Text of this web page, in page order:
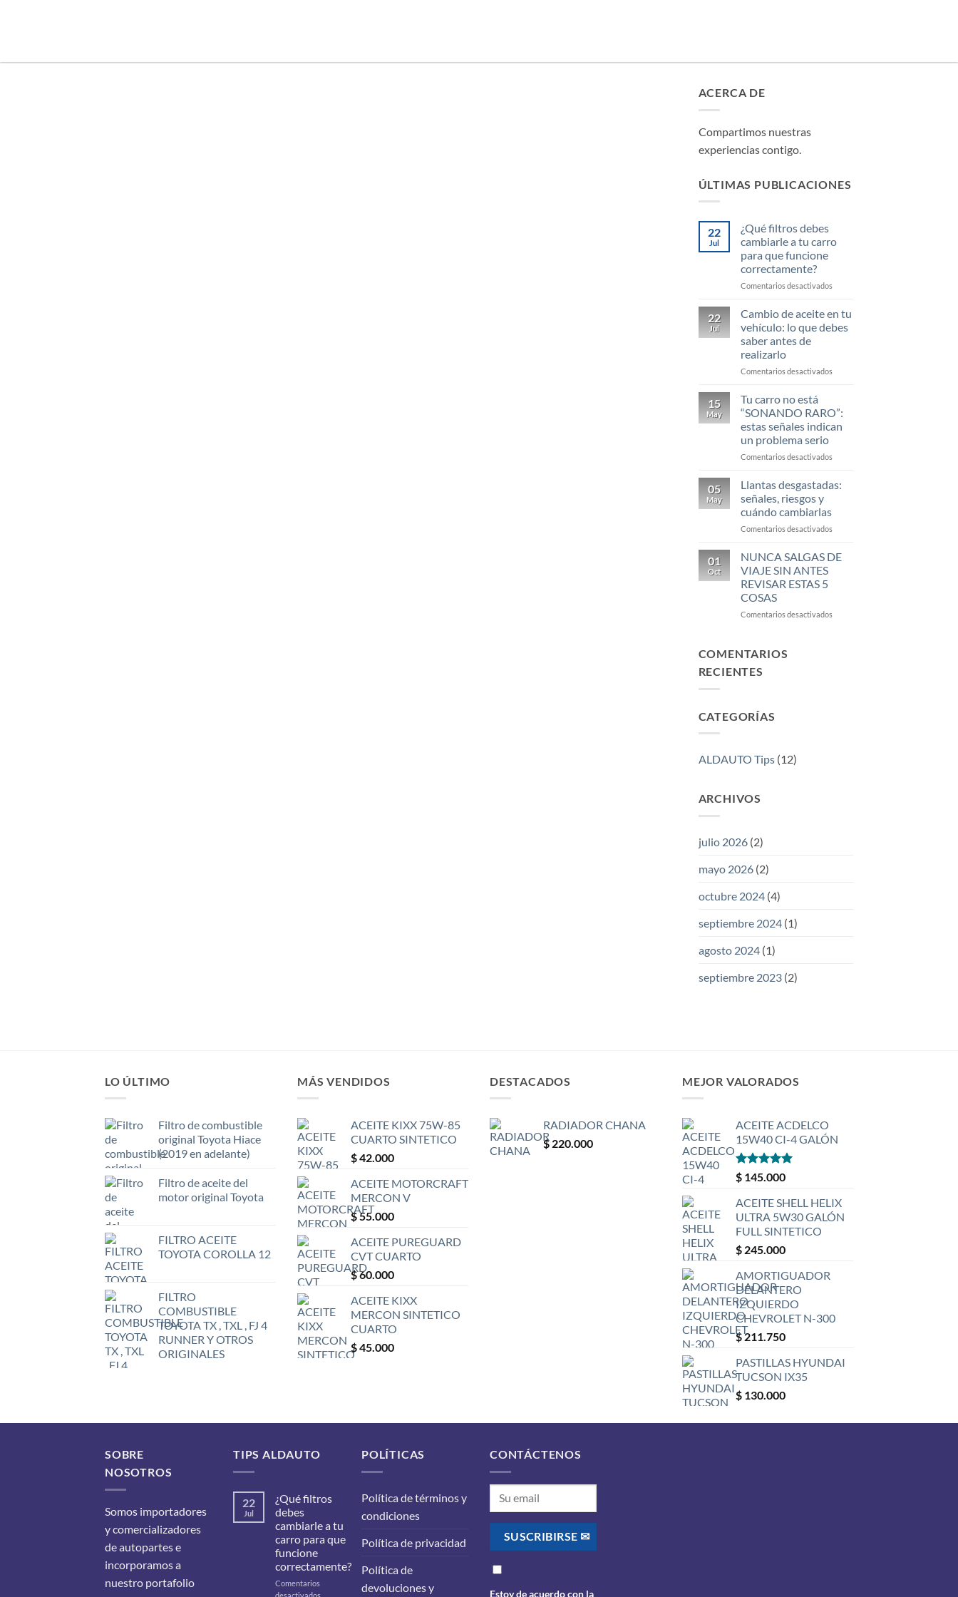
ACERCA DE
Compartimos nuestras
experiencias contigo.
ÚLTIMAS PUBLICACIONES
22
Jul
¿Qué filtros debes
cambiarle a tu carro
para que funcione
correctamente?
Comentarios desactivadosen
filtros
cambiarle
carro
correctamente?
22
Jul
Cambio de aceite en tu
vehículo: lo que debes
saber antes de
realizarlo
Comentarios desactivadosen
aceite
en
tu
lo
saber
de
realizarlo
15
May
Tu carro no está
“SONANDO RARO”:
estas señales indican
un problema serio
Comentarios desactivadosen
“SONANDO
RARO”:
señales
05
May
Llantas desgastadas:
señales, riesgos y
cuándo cambiarlas
Comentarios desactivadosen
desgastadas:
cambiarlas
01
Oct
NUNCA SALGAS DE
VIAJE SIN ANTES
REVISAR ESTAS 5
COSAS
Comentarios desactivadosen
COMENTARIOS
RECIENTES
CATEGORÍAS
ALDAUTO Tips(12)
ARCHIVOS
julio 2026(2)
mayo 2026(2)
octubre 2024(4)
septiembre 2024(1)
agosto 2024(1)
septiembre 2023(2)
LO ÚLTIMO
Filtro de combustible
original Toyota Hiace
(2019 en adelante)
Filtro de aceite del
motor original Toyota
FILTRO ACEITE
TOYOTA COROLLA 12
FILTRO
COMBUSTIBLE
TOYOTA TX , TXL , FJ 4
RUNNER Y OTROS
ORIGINALES
MÁS VENDIDOS
ACEITE KIXX 75W-85
CUARTO SINTETICO
$42.000
ACEITE MOTORCRAFT
MERCON V
$55.000
ACEITE PUREGUARD
CVT CUARTO
$60.000
ACEITE KIXX
MERCON SINTETICO
CUARTO
$45.000
DESTACADOS
RADIADOR CHANA
$ 220.000
MEJOR VALORADOS
ACEITE ACDELCO
15W40 CI-4 GALÓN
Valorado
con
$ 145.000
ACEITE SHELL HELIX
ULTRA 5W30 GALÓN
FULL SINTETICO
$ 245.000
AMORTIGUADOR
DELANTERO
IZQUIERDO
CHEVROLET N-300
$211.750
PASTILLAS HYUNDAI
TUCSON IX35
$ 130.000
SOBRE
NOSOTROS
Somos importadores
y comercializadores
de autopartes e
incorporamos a
nuestro portafolio
TIPS ALDAUTO
22
Jul
¿Qué filtros
debes
cambiarle a tu
carro para que
funcione
correctamente?
Comentarios
POLÍTICAS
Política de términos y
condiciones
Política de privacidad
Política de
devoluciones y
CONTÁCTENOS
Estoy de acuerdo con la